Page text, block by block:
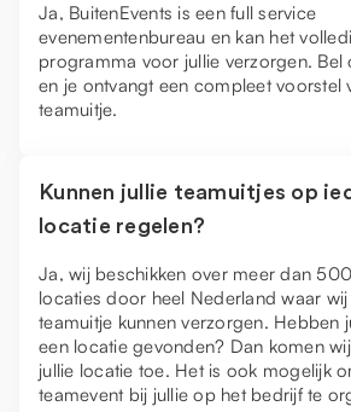
Ja, BuitenEvents is een full service
evenementenbureau en kan het
programma voor jullie verzorgen. Bel
en je ontvangt een compleet voorstel
teamuitje.
Kunnen jullie teamuitjes op
locatie regelen?
Ja, wij beschikken over meer dan
locaties door heel Nederland waar wij
teamuitje kunnen verzorgen. Hebben
een locatie gevonden? Dan komen
jullie locatie toe. Het is ook mogelijk
teamevent bij jullie op het bedrijf te